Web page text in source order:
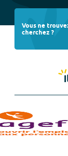
Vous ne
cherchez ?